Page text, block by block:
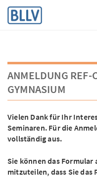
ANMELDUNG REF-
GYMNASIUM
Vielen Dank für Ihr
Seminaren. Für die
vollständig aus.
Sie können das
mitzuteilen, dass Sie